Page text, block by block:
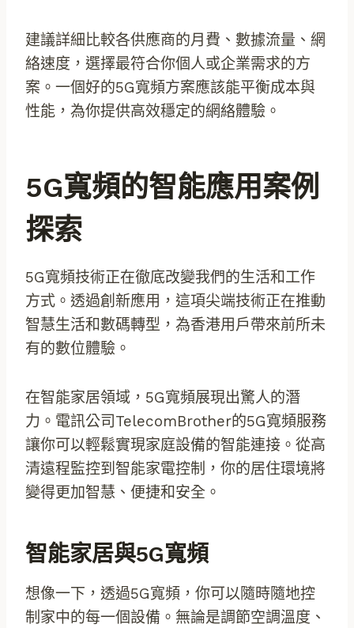
建議詳細比較各供應商的月費、數據流量、網
絡速度，選擇最符合你個人或企業需求的方
案。一個好的5G寬頻方案應該能平衡成本與
性能，為你提供高效穩定的網絡體驗。
5G寬頻的智能應用案例
探索
5G寬頻技術正在徹底改變我們的生活和工作
方式。透過創新應用，這項尖端技術正在推動
智慧生活和數碼轉型，為香港用戶帶來前所未
有的數位體驗。
在智能家居領域，5G寬頻展現出驚人的潛
力。電訊公司TelecomBrother的5G寬頻服務
讓你可以輕鬆實現家庭設備的智能連接。從高
清遠程監控到智能家電控制，你的居住環境將
變得更加智慧、便捷和安全。
智能家居與5G寬頻
想像一下，透過5G寬頻，你可以隨時隨地控
制家中的每一個設備。無論是調節空調溫度、